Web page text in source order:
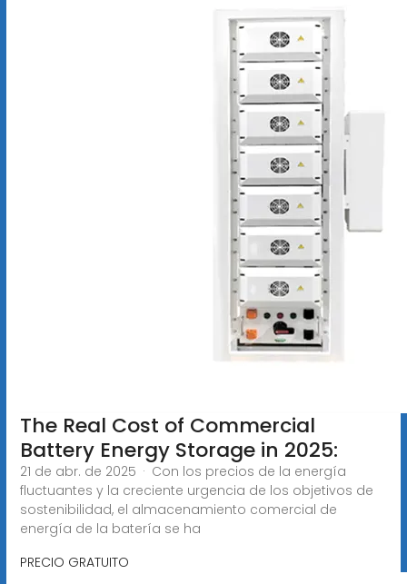
The Real Cost of Commercial
Battery Energy Storage in 2025:
21 de abr. de 2025 · Con los precios de la energía
fluctuantes y la creciente urgencia de los objetivos de
sostenibilidad, el almacenamiento comercial de
energía de la batería se ha
PRECIO GRATUITO